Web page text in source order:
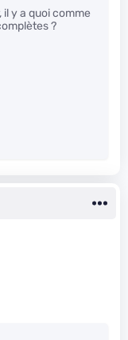
y a quoi comme
?